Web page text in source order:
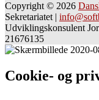
Copyright © 2026
Sekretariatet |
Udviklingskonsulent
21676135
Cookie- og